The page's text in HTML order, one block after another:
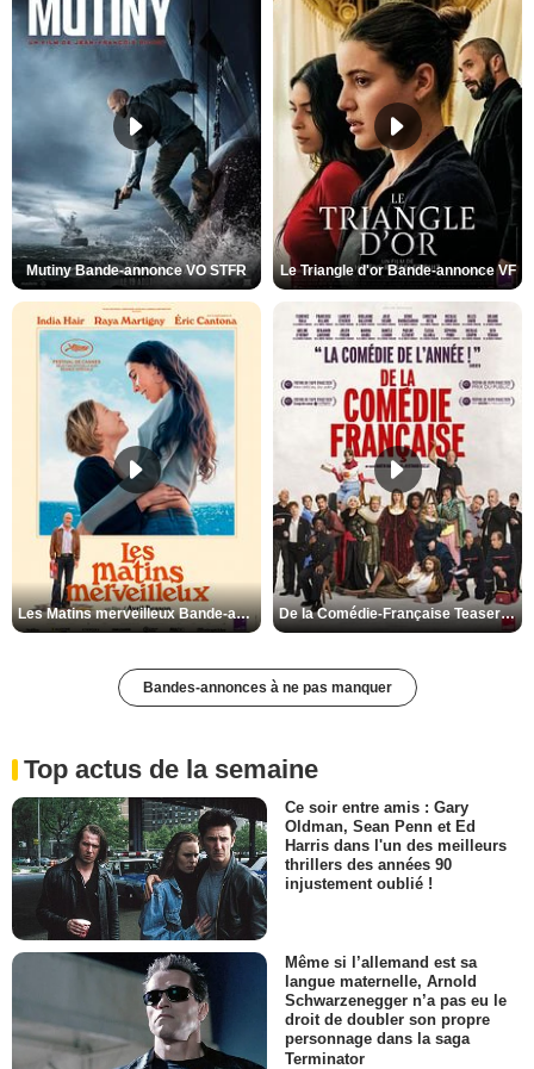
Mutiny Bande-annonce VO STFR Le Triangle d'or Bande-annonce VF
Les Matins merveilleux Bande-annonce VF De la Comédie-Française Teaser VF
Bandes-annonces à ne pas manquer
Top actus de la semaine
Ce soir entre amis : Gary
Oldman, Sean Penn et Ed
Harris dans l'un des meilleurs
thrillers des années 90
injustement oublié !
Même si l’allemand est sa
langue maternelle, Arnold
Schwarzenegger n’a pas eu le
droit de doubler son propre
personnage dans la saga
Terminator